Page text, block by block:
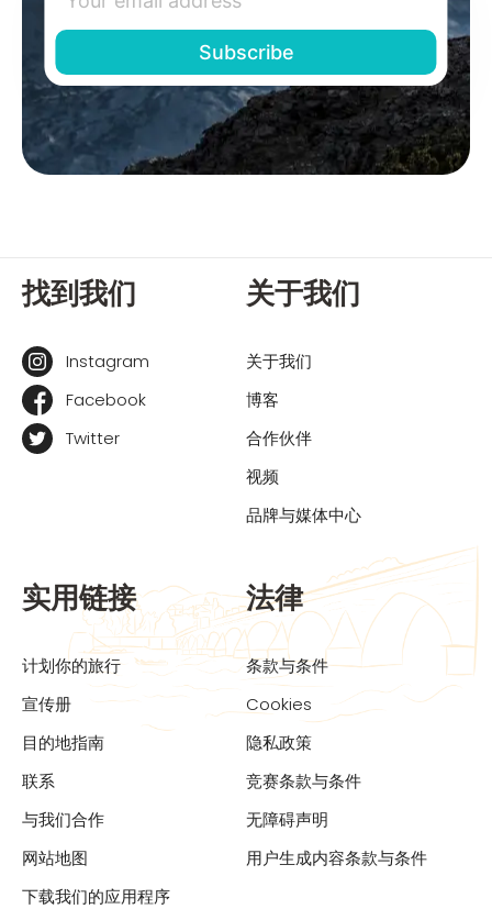
找到我们
Instagram
Facebook
Twitter
关于我们
关于我们
博客
合作伙伴
视频
品牌与媒体中心
实用链接
计划你的旅行
宣传册
目的地指南
联系
与我们合作
网站地图
下载我们的应用程序
法律
条款与条件
Cookies
隐私政策
竞赛条款与条件
无障碍声明
用户生成内容条款与条件